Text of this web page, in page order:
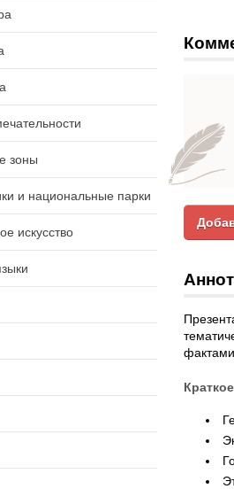
зоны
и национальные парки
искусство